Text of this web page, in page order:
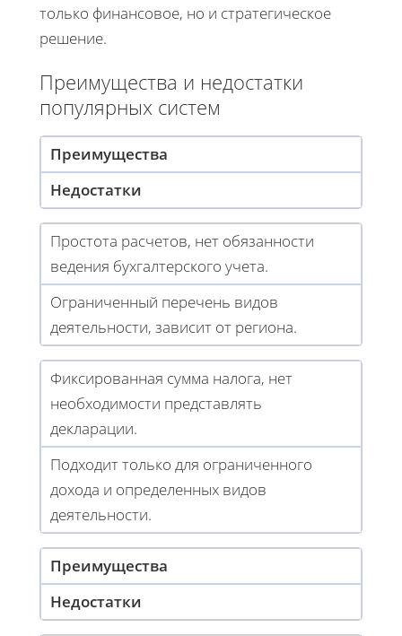
только финансовое, но и стратегическое
решение.
Преимущества и недостатки
популярных систем
Преимущества
Недостатки
Простота расчетов, нет обязанности
ведения бухгалтерского учета.
Ограниченный перечень видов
деятельности, зависит от региона.
Фиксированная сумма налога, нет
необходимости представлять
декларации.
Подходит только для ограниченного
дохода и определенных видов
деятельности.
Преимущества
Недостатки